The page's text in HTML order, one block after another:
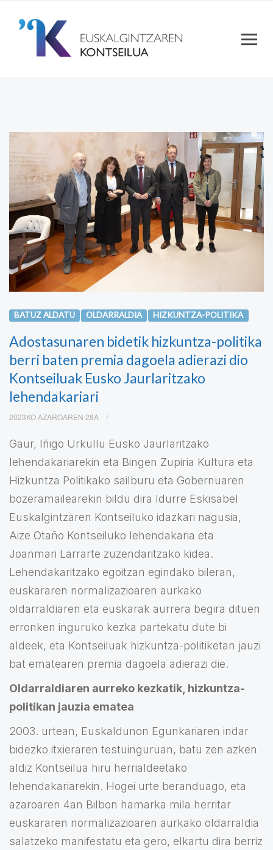
BATUZ ALDATU OLDARRALDIA HIZKUNTZA-POLITIKA
Adostasunaren bidetik hizkuntza-politika
berri baten premia dagoela adierazi dio
Kontseiluak Eusko Jaurlaritzako
lehendakariari
2023KO AZAROAREN 28A
Gaur, Iñigo Urkullu Eusko Jaurlaritzako
lehendakariarekin eta Bingen Zupiria Kultura eta
Hizkuntza Politikako sailburu eta Gobernuaren
bozeramailearekin bildu dira Idurre Eskisabel
Euskalgintzaren Kontseiluko idazkari nagusia,
Aize Otaño Kontseiluko lehendakaria eta
Joanmari Larrarte zuzendaritzako kidea.
Lehendakaritzako egoitzan egindako bileran,
euskararen normalizazioaren aurkako
oldarraldiaren eta euskarak aurrera begira dituen
erronken inguruko kezka partekatu dute bi
aldeek, eta Kontseiluak hizkuntza-politiketan jauzi
bat ematearen premia dagoela adierazi die.
Oldarraldiaren aurreko kezkatik, hizkuntza-
politikan jauzia ematea
2003. urtean, Euskaldunon Egunkariaren indar
bidezko itxieraren testuinguruan, batu zen azken
aldiz Kontseilua hiru herrialdeetako
lehendakariarekin. Hogei urte beranduago, eta
azaroaren 4an Bilbon hamarka mila herritar
euskararen normalizazioaren aurkako oldarraldia
salatzeko manifestatu eta gero, elkartu dira berriz